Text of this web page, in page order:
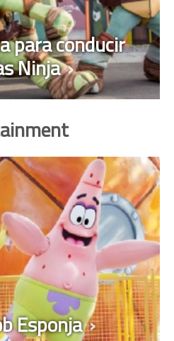
para conducir
Ninja
Esponja